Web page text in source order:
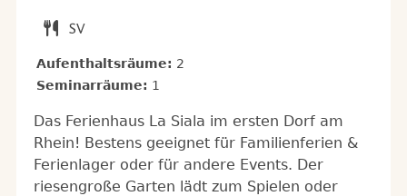
Aufenthaltsräume: 2
Seminarräume: 1
Das Ferienhaus La Siala im ersten Dorf am
Rhein! Bestens geeignet für Familienferien &
Ferienlager oder für andere Events. Der
riesengroße Garten lädt zum Spielen oder